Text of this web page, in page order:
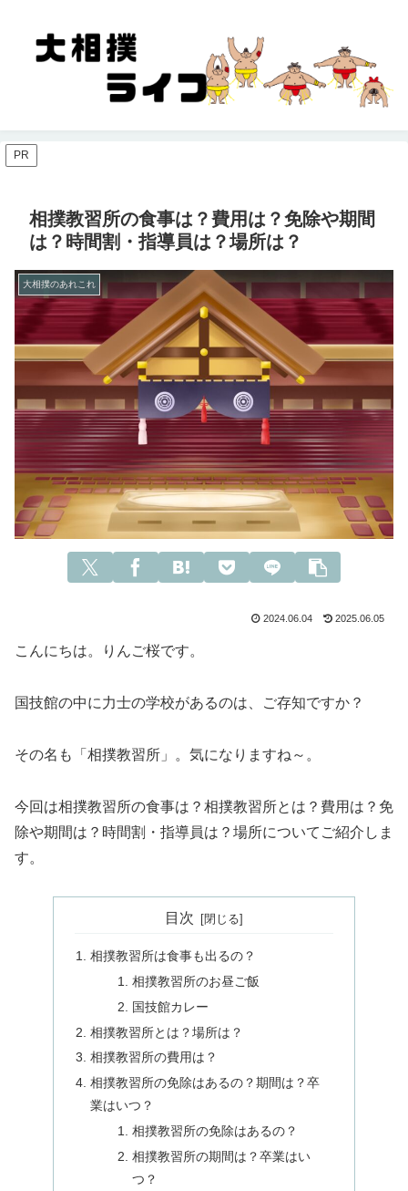
PR
相撲教習所の食事は？費用は？免除や期間
は？時間割・指導員は？場所は？
大相撲のあれこれ
2024.06.04 2025.06.05
こんにちは。りんご桜です。
国技館の中に力士の学校があるのは、ご存知ですか？
その名も「相撲教習所」。気になりますね～。
今回は相撲教習所の食事は？相撲教習所とは？費用は？免
除や期間は？時間割・指導員は？場所についてご紹介しま
す。
目次
相撲教習所は食事も出るの？
相撲教習所のお昼ご飯
国技館カレー
相撲教習所とは？場所は？
相撲教習所の費用は？
相撲教習所の免除はあるの？期間は？卒
業はいつ？
相撲教習所の免除はあるの？
相撲教習所の期間は？卒業はい
つ？